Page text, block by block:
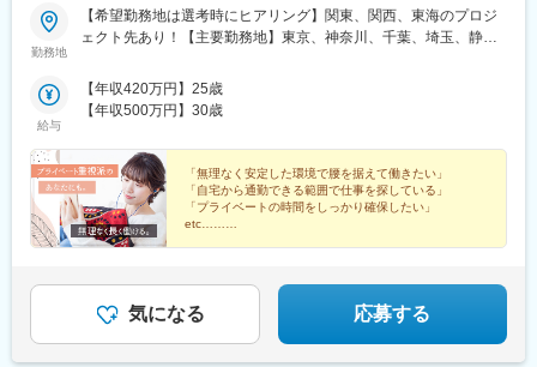
の想いに共感し、ともに取り組んでいただける獣医師を募集いた
します。
https://ikigai-pet.com/
igsh=MTI1MnF1dHpncmJoNQ==
自然豊かな小淵沢で、動物と飼い主の「IKIGAI」のために一緒に
働きませんか？
ご応募をお待ちしております。
変更の範囲：会社の定める業務
勤務地
【希望勤務地は選考時にヒアリング】関東、関西、東海のプロジ
ェクト先あり！【主要勤務地】東京、神奈川、千葉、埼玉、静
入／全国でスキルを伸ばしたい方も、好きな場所で研究をしたい
方も、ご希望をお聞かせください！詳細は選考時にご案内いたし
給与
【年収420万円】25歳
【年収500万円】30歳
「無理なく安定した環境で腰を据えて働きたい」
「自宅から通勤できる範囲で仕事を探している」
「プライベートの時間をしっかり確保したい」
etc……
気になる 応募する